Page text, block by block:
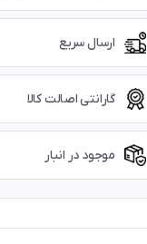
ارسال سریع
گارانتی اصالت کالا
موجود در انبار